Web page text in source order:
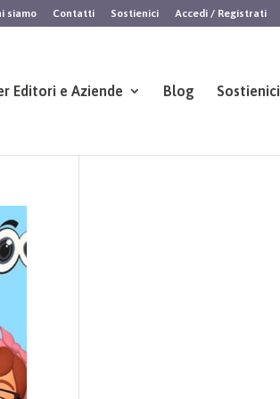
siamo Contatti Sostienici Accedi / Registrati
Editori e Aziende Blog Sostienici